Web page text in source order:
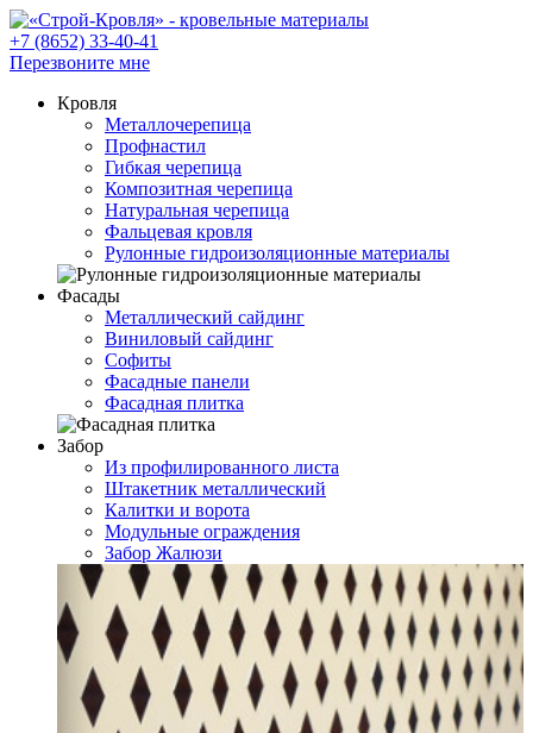
+7 (8652) 33-40-41
Перезвоните мне
Кровля
Металлочерепица
Профнастил
Гибкая черепица
Композитная черепица
Натуральная черепица
Фальцевая кровля
Рулонные гидроизоляционные материалы
Фасады
Металлический сайдинг
Виниловый сайдинг
Софиты
Фасадные панели
Фасадная плитка
Забор
Из профилированного листа
Штакетник металлический
Калитки и ворота
Модульные ограждения
Забор Жалюзи